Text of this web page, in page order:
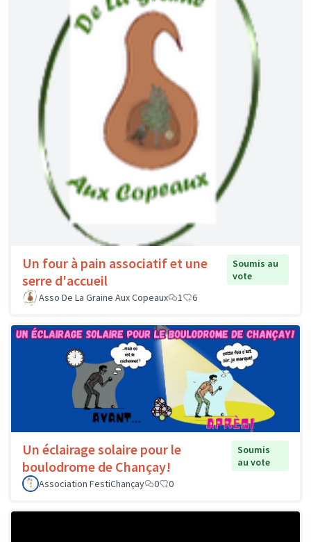
Un four à pain associatif et une
serre d'accueil
Soumis au
vote
Asso De La Graine Aux Copeaux
1 6
Un éclairage solaire pour le
boulodrome de Chançay!
Soumis
au vote
Association FestiChançay
0 0